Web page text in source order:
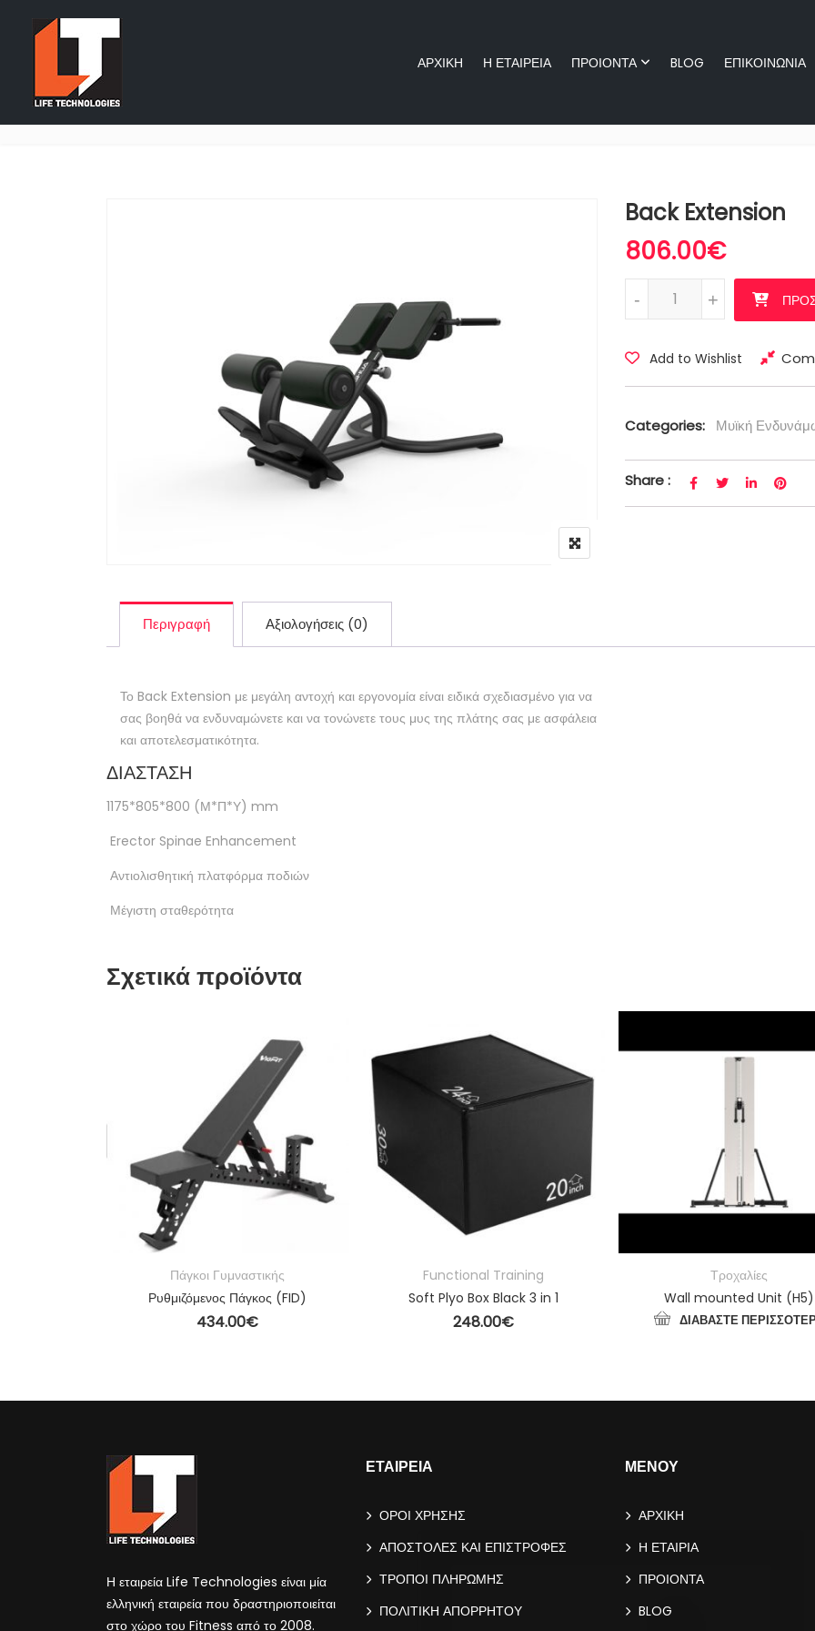
ΑΡΧΙΚΗ Η ΕΤΑΙΡΕΙΑ ΠΡΟΙΟΝΤΑ BLOG ΕΠΙΚΟΙΝΩΝΙΑ
Back Extension
806.00€
Back Extension ποσότητα
+
- +
-
Add to Wishlist
Categories: Μυϊκή
Share :
Περιγραφή Αξιολογήσεις (0)
Το Back Extension με μεγάλη αντοχή και εργονομία είναι ειδικά σχεδιασμένο για να
σας βοηθά να ενδυναμώνετε και να τονώνετε τους μυς της πλάτης σας με ασφάλεια
και αποτελεσματικότητα.
ΔΙΑΣΤΑΣΗ
1175*805*800 (Μ*Π*Υ) mm
Erector Spinae Enhancement
Αντιολισθητική πλατφόρμα ποδιών
Μέγιστη σταθερότητα
Σχετικά προϊόντα
Πάγκοι Γυμναστικής
Ρυθμιζόμενος Πάγκος (FID)
434.00€
Functional Training
Soft Plyo Box Black 3 in 1
248.00€
Τροχαλίες
Wall mounted Unit (H5)
ΔΙΑΒΆΣΤΕ
Η εταιρεία Life Technologies είναι μία
ελληνική εταιρεία που δραστηριοποιείται
στο χώρο του Fitness από το 2008.
ΕΤΑΙΡΕΙΑ
ΟΡΟΙ ΧΡΗΣΗΣ
ΑΠΟΣΤΟΛΕΣ ΚΑΙ ΕΠΙΣΤΡΟΦΕΣ
ΤΡΟΠΟΙ ΠΛΗΡΩΜΗΣ
ΠΟΛΙΤΙΚΗ ΑΠΟΡΡΗΤΟΥ
ΜΕΝΟΥ
ΑΡΧΙΚΗ
Η ΕΤΑΙΡΙΑ
ΠΡΟΙΟΝΤΑ
BLOG